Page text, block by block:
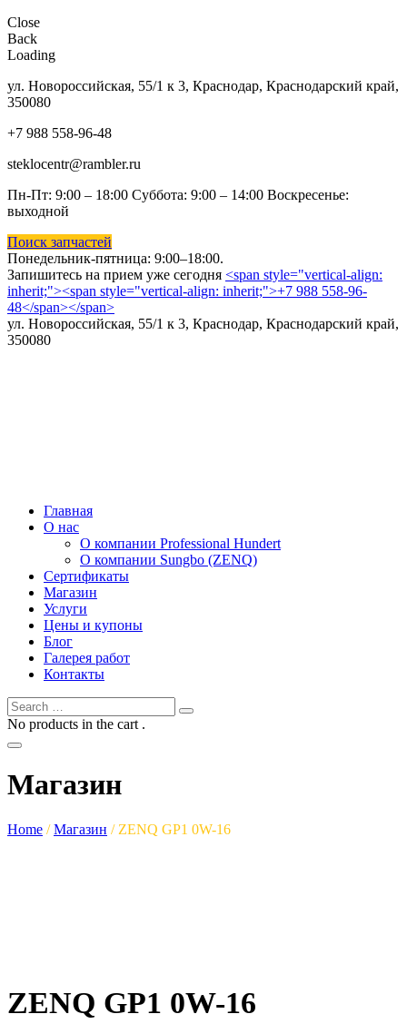
Close
Back
Loading
ул. Новороссийская, 55/1 к 3, Краснодар, Краснодарский край,
350080
+7 988 558-96-48
steklocentr@rambler.ru
Пн-Пт: 9:00 – 18:00 Суббота: 9:00 – 14:00 Воскресенье:
выходной
Поиск запчастей
Понедельник-пятница: 9:00–18:00.
Запишитесь на прием уже сегодня <span style="vertical-align:
inherit;"><span style="vertical-align: inherit;">+7 988 558-96-
48</span></span>
ул. Новороссийская, 55/1 к 3, Краснодар, Краснодарский край,
350080
Главная
О нас
О компании Professional Hundert
О компании Sungbo (ZENQ)
Сертификаты
Магазин
Услуги
Цены и купоны
Блог
Галерея работ
Контакты
No products in the cart .
Магазин
Home /Магазин / ZENQ GP1 0W-16
ZENQ GP1 0W-16